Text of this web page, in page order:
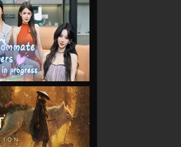
VIEW
VIEW